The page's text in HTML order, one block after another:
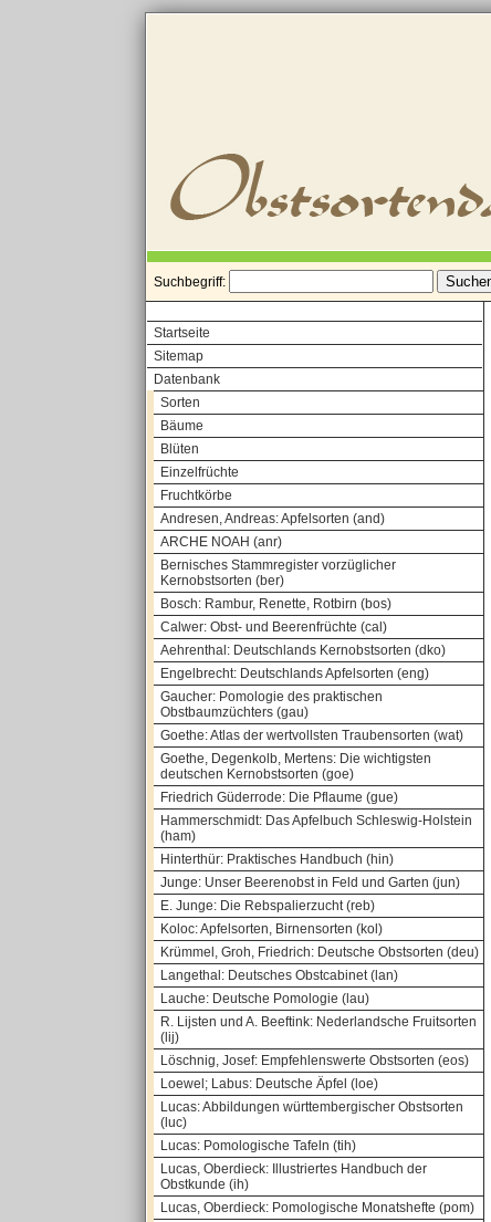
Suchbegriff:
Startseite
Sitemap
Datenbank
Sorten
Bäume
Blüten
Einzelfrüchte
Fruchtkörbe
Andresen, Andreas: Apfelsorten (and)
ARCHE NOAH (anr)
Bernisches Stammregister vorzüglicher
Kernobstsorten (ber)
Bosch: Rambur, Renette, Rotbirn (bos)
Calwer: Obst- und Beerenfrüchte (cal)
Aehrenthal: Deutschlands Kernobstsorten (dko)
Engelbrecht: Deutschlands Apfelsorten (eng)
Gaucher: Pomologie des praktischen
Obstbaumzüchters (gau)
Goethe: Atlas der wertvollsten Traubensorten (wat)
Goethe, Degenkolb, Mertens: Die wichtigsten
deutschen Kernobstsorten (goe)
Friedrich Güderrode: Die Pflaume (gue)
Hammerschmidt: Das Apfelbuch Schleswig-Holstein
(ham)
Hinterthür: Praktisches Handbuch (hin)
Junge: Unser Beerenobst in Feld und Garten (jun)
E. Junge: Die Rebspalierzucht (reb)
Koloc: Apfelsorten, Birnensorten (kol)
Krümmel, Groh, Friedrich: Deutsche Obstsorten (deu)
Langethal: Deutsches Obstcabinet (lan)
Lauche: Deutsche Pomologie (lau)
R. Lijsten und A. Beeftink: Nederlandsche Fruitsorten
(lij)
Löschnig, Josef: Empfehlenswerte Obstsorten (eos)
Loewel; Labus: Deutsche Äpfel (loe)
Lucas: Abbildungen württembergischer Obstsorten
(luc)
Lucas: Pomologische Tafeln (tih)
Lucas, Oberdieck: Illustriertes Handbuch der
Obstkunde (ih)
Lucas, Oberdieck: Pomologische Monatshefte (pom)